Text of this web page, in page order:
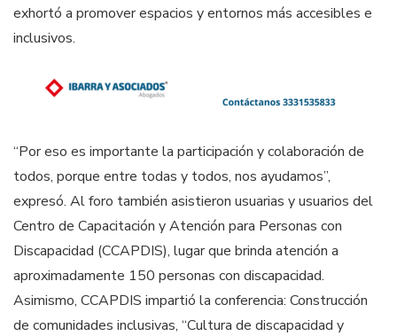
exhortó a promover espacios y entornos más accesibles e
inclusivos.
“Por eso es importante la participación y colaboración de
todos, porque entre todas y todos, nos ayudamos”,
expresó. Al foro también asistieron usuarias y usuarios del
Centro de Capacitación y Atención para Personas con
Discapacidad (CCAPDIS), lugar que brinda atención a
aproximadamente 150 personas con discapacidad.
Asimismo, CCAPDIS impartió la conferencia: Construcción
de comunidades inclusivas, “Cultura de discapacidad y